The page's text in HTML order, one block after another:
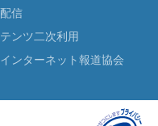
信
ンツ二次利用
ンターネット報道協会